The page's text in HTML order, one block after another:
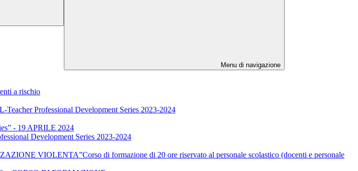
Menu di navigazione
a rischio
Professional Development Series 2023-2024
- 19 APRILE 2024
Development Series 2023-2024
VIOLENTA”Corso di formazione di 20 ore riservato al personale scolastico (docenti e personale